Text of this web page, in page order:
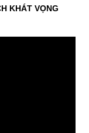
KHÁT VỌNG